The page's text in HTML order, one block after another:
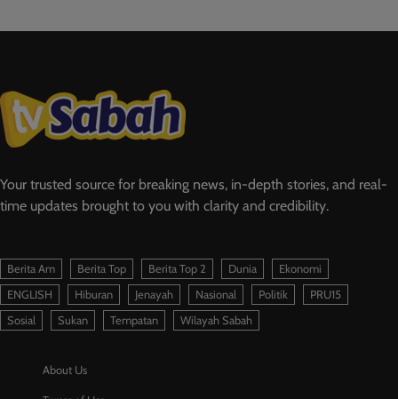
Your trusted source for breaking news, in-depth stories, and real-
time updates brought to you with clarity and credibility.
Berita Am Berita Top Berita Top 2 Dunia
Ekonomi
ENGLISH
Hiburan Jenayah Nasional Politik
PRU15
Sosial
Sukan Tempatan Wilayah Sabah
About Us